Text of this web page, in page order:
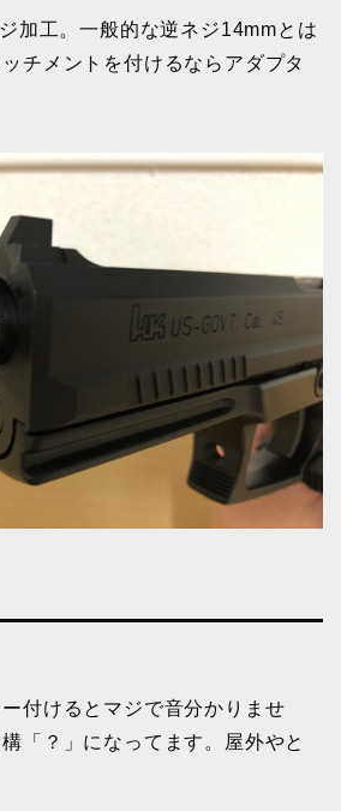
加工。一般的な逆ネジ14mmとは
チメントを付けるならアダプタ
付けるとマジで音分かりませ
「？」になってます。屋外やと